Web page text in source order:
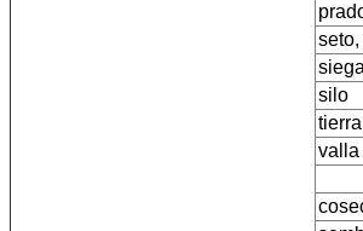
siega
silo
tierra
valla